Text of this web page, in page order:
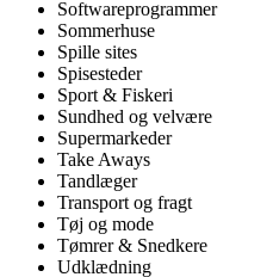
Softwareprogrammer
Sommerhuse
Spille sites
Spisesteder
Sport & Fiskeri
Sundhed og velvære
Supermarkeder
Take Aways
Tandlæger
Transport og fragt
Tøj og mode
Tømrer & Snedkere
Udklædning